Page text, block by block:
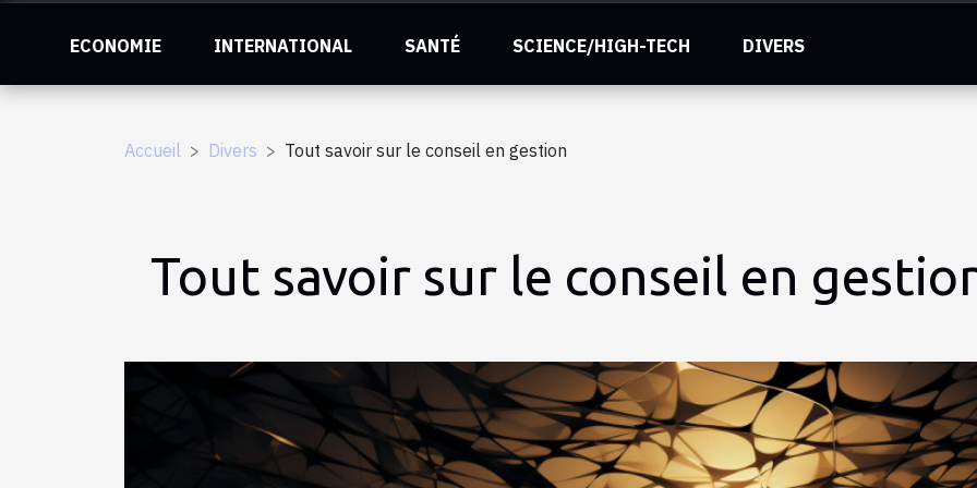
ECONOMIE INTERNATIONAL SANTÉ SCIENCE/HIGH-TECH DIVERS
Accueil Divers Tout savoir sur le conseil en gestion
Tout savoir sur le conseil en